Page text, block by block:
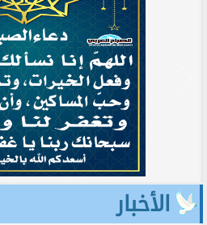
الأخبار